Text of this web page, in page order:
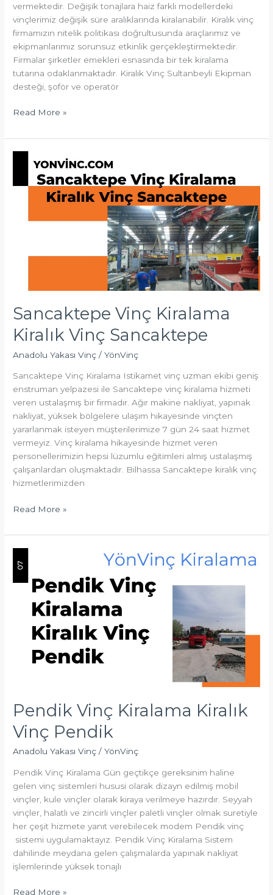
vermektedir. Değişik tonajlara haiz farklı modellerdeki
vinçlerimiz değişik süre aralıklarında kiralanabilir. Kiralık vinç
firmamızın nitelik politikası doğrultusunda araçlarımız ve
ekipmanlarımız sorunsuz etkinlik gerçekleştirmektedir.
Firmalar şirketler emekleri esnasında bir tek kiralama
tutarına odaklanmaktadır. Kiralık Vinç Sultanbeyli Ekipman
desteği, şoför ve operatör
Read More »
Sancaktepe Vinç Kiralama
Kiralık Vinç Sancaktepe
Anadolu Yakası Vinç /YönVinç
Sancaktepe Vinç Kiralama Istikamet vinç uzman ekibi geniş
enstruman yelpazesi ile Sancaktepe vinç kiralama hizmeti
veren ustalaşmış bir firmadır. Ağır makine nakliyat, yapınak
nakliyat, yüksek bölgelere ulaşım hikayesinde vinçten
yararlanmak isteyen müşterilerimize 7 gün 24 saat hizmet
vermeyiz. Vinç kiralama hikayesinde hizmet veren
personellerimizin hepsi lüzumlu eğitimleri almış ustalaşmış
çalışanlardan oluşmaktadır. Bilhassa Sancaktepe kiralık vinç
hizmetlerimizden
Kiralama
Sancaktepe
Read More »
Pendik Vinç Kiralama Kiralık
Vinç Pendik
Anadolu Yakası Vinç /YönVinç
Pendik Vinç Kiralama Gün geçtikçe gereksinim haline
gelen vinç sistemleri hususi olarak dizayn edilmiş mobil
vinçler, kule vinçler olarak kiraya verilmeye hazırdır. Seyyah
vinçler, halatlı ve zincirli vinçler paletli vinçler olmak suretiyle
her çeşit hizmete yanıt verebilecek modem Pendik vinç
sistemi uygulamaktayız. Pendik Vinç Kiralama Sistem
dahilinde meydana gelen çalışmalarda yapınak nakliyat
işlemlerinde yüksek tonajlı
Vinç
Kiralama
Kiralık
Read More »